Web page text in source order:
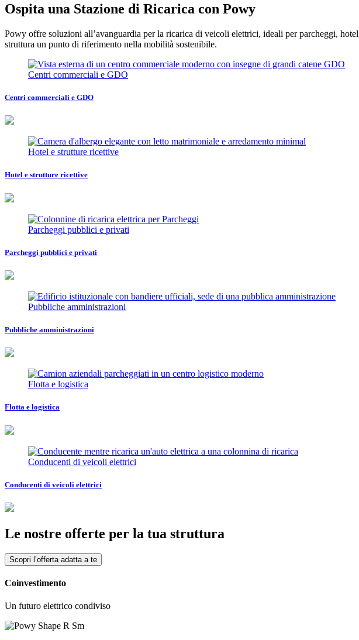
Ospita una Stazione di Ricarica con Powy
Powy offre soluzioni all’avanguardia per la ricarica di veicoli elettrici, ideali per parcheggi,
struttura un punto di riferimento nella mobilità sostenibile.
Centri commerciali e GDO
Centri commerciali e GDO
Hotel e strutture ricettive
Hotel e strutture ricettive
Parcheggi pubblici e privati
Parcheggi pubblici e privati
Pubbliche amministrazioni
Pubbliche amministrazioni
Flotta e logistica
Flotta e logistica
Conducenti di veicoli elettrici
Conducenti di veicoli elettrici
Le nostre offerte per la tua struttura
Scopri l’offerta adatta a te
Coinvestimento
Un futuro elettrico condiviso